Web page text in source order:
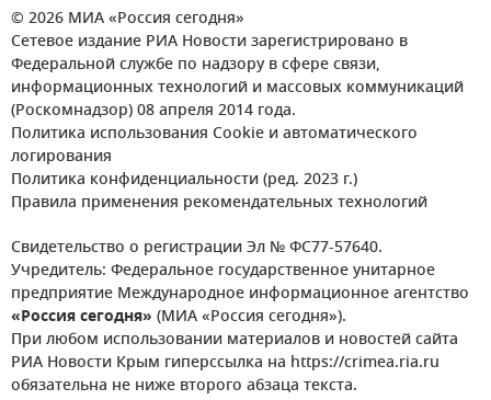
© 2026 МИА «Россия сегодня»
Сетевое издание РИА Новости зарегистрировано в
Федеральной службе по надзору в сфере связи,
информационных технологий и массовых коммуникаций
(Роскомнадзор) 08 апреля 2014 года.
Политика использования Cookie и автоматического
логирования
Политика конфиденциальности (ред. 2023 г.)
Правила применения рекомендательных технологий
Свидетельство о регистрации Эл № ФС77-57640.
Учредитель: Федеральное государственное унитарное
предприятие Международное информационное агентство
«Россия сегодня» (МИА «Россия сегодня»).
При любом использовании материалов и новостей сайта
РИА Новости Крым гиперссылка на https://crimea.ria.ru
обязательна не ниже второго абзаца текста.